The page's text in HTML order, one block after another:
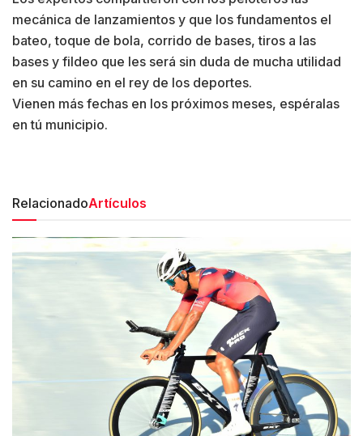
mecánica de lanzamientos y que los fundamentos el
bateo, toque de bola, corrido de bases, tiros a las
bases y fildeo que les será sin duda de mucha utilidad
en su camino en el rey de los deportes.
Vienen más fechas en los próximos meses, espéralas
en tú municipio.
RelacionadoArtículos